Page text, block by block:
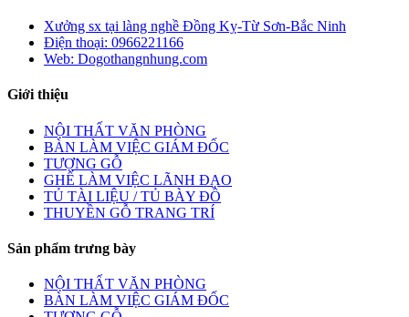
Xưởng sx tại làng nghề Đồng Kỵ-Từ Sơn-Bắc Ninh
Điện thoại: 0966221166
Web: Dogothangnhung.com
Giới thiệu
NỘI THẤT VĂN PHÒNG
BÀN LÀM VIỆC GIÁM ĐỐC
TƯỢNG GỖ
GHẾ LÀM VIỆC LÃNH ĐẠO
TỦ TÀI LIỆU / TỦ BÀY ĐỒ
THUYỀN GỖ TRANG TRÍ
Sản phẩm trưng bày
NỘI THẤT VĂN PHÒNG
BÀN LÀM VIỆC GIÁM ĐỐC